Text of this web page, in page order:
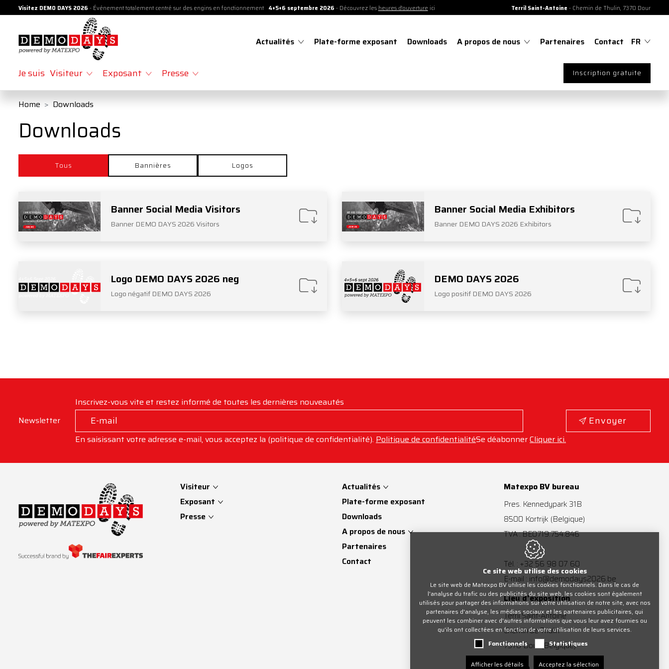
Visitez DEMO DAYS 2026 - Événement totalement centré sur des engins en fonctionnement 4+5+6 septembre 2026 -Découvrez les heures d'ouverture ici Terril Saint-Antoine - Chemin de Thulin, 7370 Dour
Actualités Plate-forme exposant Downloads A propos de nous Partenaires Contact FR
Je suis Visiteur Exposant Presse Inscription gratuite
Home Downloads
Downloads
Tous Bannières Logos
Banner Social Media Visitors
Banner DEMO DAYS 2026 Visitors
Banner Social Media Exhibitors
Banner DEMO DAYS 2026 Exhibitors
Logo DEMO DAYS 2026 neg
Logo négatif DEMO DAYS 2026
DEMO DAYS 2026
Logo positif DEMO DAYS 2026
Newsletter
Inscrivez-vous vite et restez informé de toutes les dernières nouveautés
Envoyer
En saisissant votre adresse e-mail, vous acceptez la (politique de confidentialité). Politique de confidentialitéSe déabonnerCliquer ici.
Visiteur
Exposant
Presse
Actualités
Plate-forme exposant
Downloads
A propos de nous
Partenaires
Contact
Matexpo BV bureau
Pres. Kennedypark 31B
8500 Kortrijk (Belgique)
TVA : BE0719.754.846
Tél. : +32 56 98 07 60
E-mail : info@demodays2026.be
Lieu d'exposition
Terril Saint-Antoine
Chemin de Thulin
7370Dour(Belgique)
Ce site web utilise des cookies
Le site web de Matexpo BV utilise les cookies fonctionnels. Dans le cas de
l'analyse du trafic ou des publicités du site web, les cookies sont également
utilisés pour partager des informations sur votre utilisation de notre site, avec nos
partenaires d'analyse, les médias sociaux et les partenaires publicitaires, qui
peuvent les combiner avec d'autres informations que vous leur avez fournies ou
qu'ils ont collectées en fonction de votre utilisation de leurs services.
Fonctionnels
Statistiques
Afficher les détails Acceptez la sélection